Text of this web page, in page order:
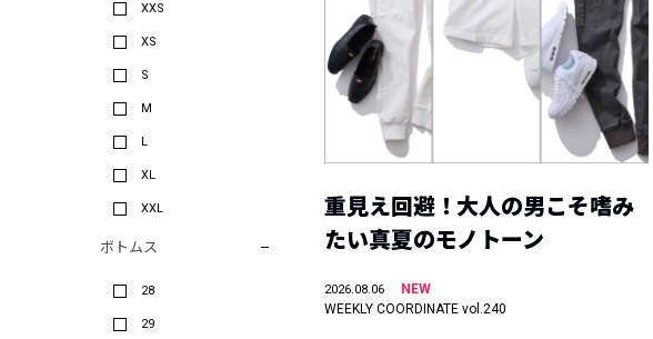
XXS
XS
S
M
L
XL
XXL
ボトムス
28
29
重見え回避！大人の男こそ嗜み
たい真夏のモノトーン
2026.08.06
NEW
WEEKLY COORDINATE vol.240